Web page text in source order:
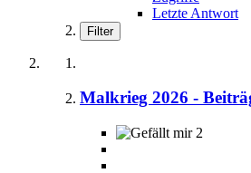
Letzte Antwort
Filter
Malkrieg 2026 -
2